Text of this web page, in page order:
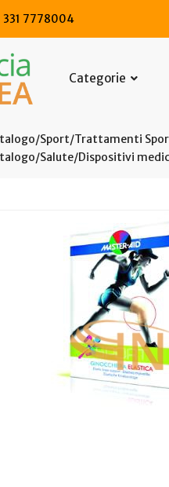
331 7778004
Categorie
/Sport/Trattamenti
/Salute/Dispositivi